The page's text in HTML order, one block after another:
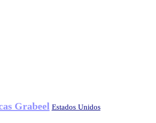
Grabeel Estados Unidos